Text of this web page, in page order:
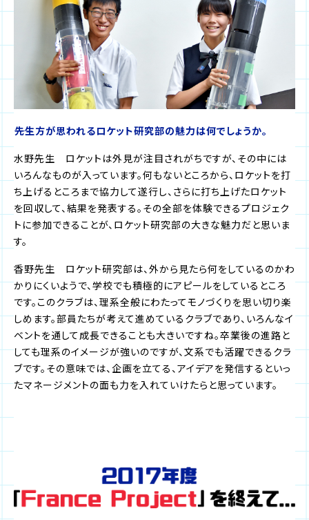
――先生方が思われるロケット研究部の魅力は何でしょうか。
水野先生 ロケットは外見が注目されがちですが、その中には
いろんなものが入っています。何もないところから、ロケットを打
ち上げるところまで協力して遂行し、さらに打ち上げたロケット
を回収して、結果を発表する。その全部を体験できるプロジェク
トに参加できることが、ロケット研究部の大きな魅力だと思いま
す。
香野先生 ロケット研究部は、外から見たら何をしているのかわ
かりにくいようで、学校でも積極的にアピールをしているところ
です。このクラブは、理系全般にわたってモノづくりを思い切り楽
しめます。部員たちが考えて進めているクラブであり、いろんなイ
ベントを通して成長できることも大きいですね。卒業後の進路と
しても理系のイメージが強いのですが、文系でも活躍できるクラ
ブです。その意味では、企画を立てる、アイデアを発信するといっ
たマネージメントの面も力を入れていけたらと思っています。